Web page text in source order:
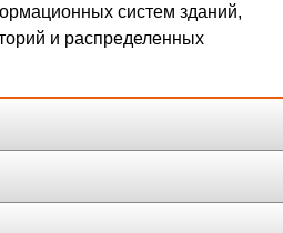
систем зданий,
и распределенных